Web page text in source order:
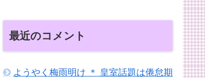
最近のコメント
ようやく梅雨明け ＊ 皇室話題は倦怠期